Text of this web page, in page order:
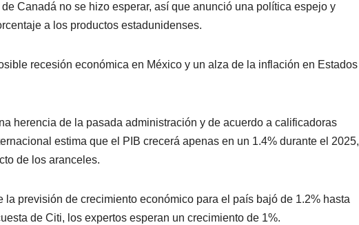
Canadá no se hizo esperar, así que anunció una política espejo y
a los productos estadunidenses.
recesión económica en México y un alza de la inflación en Estados
herencia de la pasada administración y de acuerdo a calificadoras
estima que el PIB crecerá apenas en un 1.4% durante el 2025,
de los aranceles.
la previsión de crecimiento económico para el país bajó de 1.2% hasta
de Citi, los expertos esperan un crecimiento de 1%.